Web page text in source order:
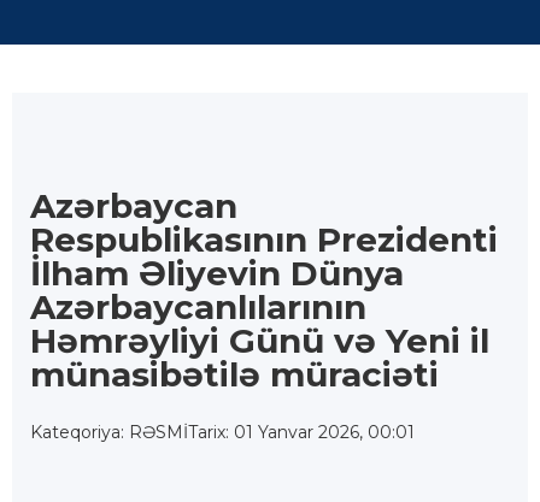
Azərbaycan
Respublikasının Prezidenti
İlham Əliyevin Dünya
Azərbaycanlılarının
Həmrəyliyi Günü və Yeni il
münasibətilə müraciəti
Kateqoriya: RƏSMİTarix: 01 Yanvar 2026, 00:01